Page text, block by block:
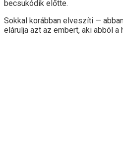
becsukódik előtte.
Sokkal korábban elveszíti —
elárulja azt az embert, aki abból